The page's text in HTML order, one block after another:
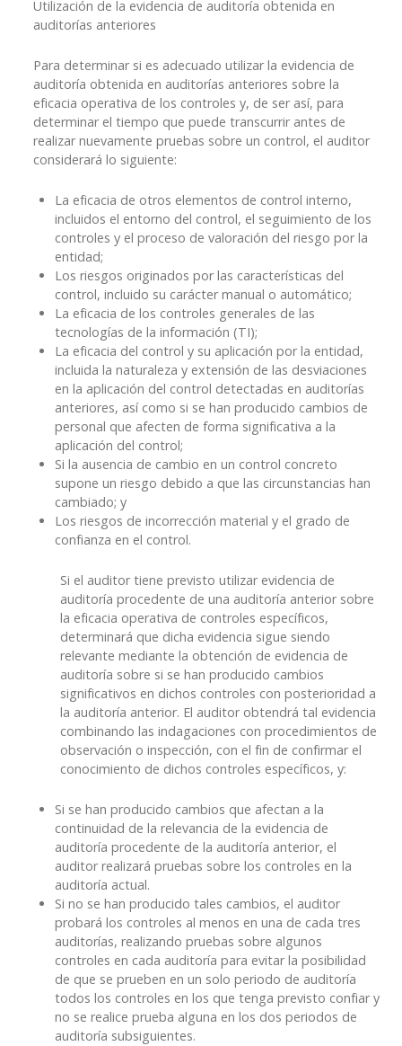
Utilización de la evidencia de auditoría obtenida en
auditorías anteriores
Para determinar si es adecuado utilizar la evidencia de
auditoría obtenida en auditorías anteriores sobre la
eficacia operativa de los controles y, de ser así, para
determinar el tiempo que puede transcurrir antes de
realizar nuevamente pruebas sobre un control, el auditor
considerará lo siguiente:
La eficacia de otros elementos de control interno,
incluidos el entorno del control, el seguimiento de los
controles y el proceso de valoración del riesgo por la
entidad;
Los riesgos originados por las características del
control, incluido su carácter manual o automático;
La eficacia de los controles generales de las
tecnologías de la información (TI);
La eficacia del control y su aplicación por la entidad,
incluida la naturaleza y extensión de las desviaciones
en la aplicación del control detectadas en auditorías
anteriores, así como si se han producido cambios de
personal que afecten de forma significativa a la
aplicación del control;
Si la ausencia de cambio en un control concreto
supone un riesgo debido a que las circunstancias han
cambiado; y
Los riesgos de incorrección material y el grado de
confianza en el control.
Si el auditor tiene previsto utilizar evidencia de
auditoría procedente de una auditoría anterior sobre
la eficacia operativa de controles específicos,
determinará que dicha evidencia sigue siendo
relevante mediante la obtención de evidencia de
auditoría sobre si se han producido cambios
significativos en dichos controles con posterioridad a
la auditoría anterior. El auditor obtendrá tal evidencia
combinando las indagaciones con procedimientos de
observación o inspección, con el fin de confirmar el
conocimiento de dichos controles específicos, y:
Si se han producido cambios que afectan a la
continuidad de la relevancia de la evidencia de
auditoría procedente de la auditoría anterior, el
auditor realizará pruebas sobre los controles en la
auditoría actual.
Si no se han producido tales cambios, el auditor
probará los controles al menos en una de cada tres
auditorías, realizando pruebas sobre algunos
controles en cada auditoría para evitar la posibilidad
de que se prueben en un solo periodo de auditoría
todos los controles en los que tenga previsto confiar y
no se realice prueba alguna en los dos periodos de
auditoría subsiguientes.